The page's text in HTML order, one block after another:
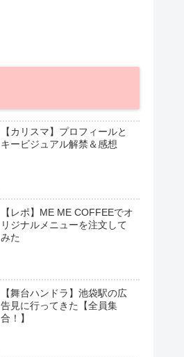
【カリスマ】プロフィールと
キービジュアル解禁＆感想
【レポ】ME ME COFFEEでオ
リジナルメニューを注文して
みた
【舞台ハンドラ】池袋駅の広
告見に行ってきた【全員集
合！】